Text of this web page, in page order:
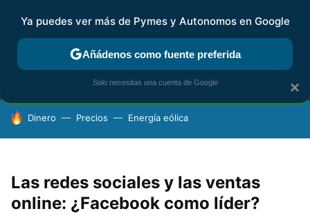
MENÚ NUEVO
FISCALIDAD Y CONTABILIDAD KIT DIGITAL
HOY SE HABLA DE
Dinero Precios Energía eólica
Las redes sociales y las ventas
online: ¿Facebook como líder?
×
Ya puedes ver más de Pymes y Autonomos en Google
Añádenos como fuente preferida
Solo necesitas una cuenta de Google